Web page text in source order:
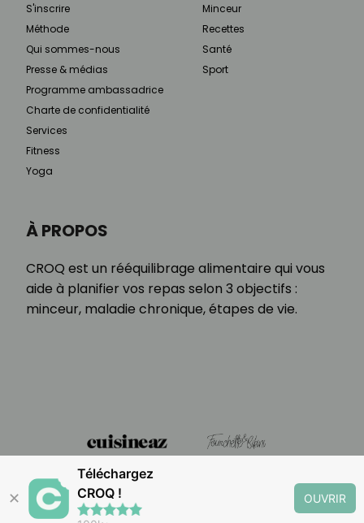
À PROPOS
CROQ est un rééquilibrage alimentaire qui vous
aide à planifier vos repas selon 3 objectifs :
minceur, maladie chronique, étapes de vie.
S'inscrire
Méthode
Qui sommes-nous
Presse & médias
Programme ambassadrice
Charte de confidentialité
Services
Fitness
Yoga
Minceur
Recettes
Santé
Sport
✕
Téléchargez
CROQ !
OUVRIR